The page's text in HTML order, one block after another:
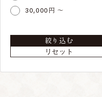
30,000円 ～
絞り込む
リセット